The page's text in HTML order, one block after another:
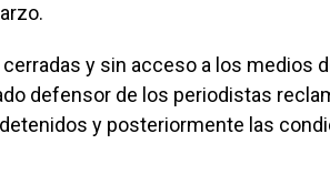
y sin acceso a los medios
defensor de los periodistas
y posteriormente las